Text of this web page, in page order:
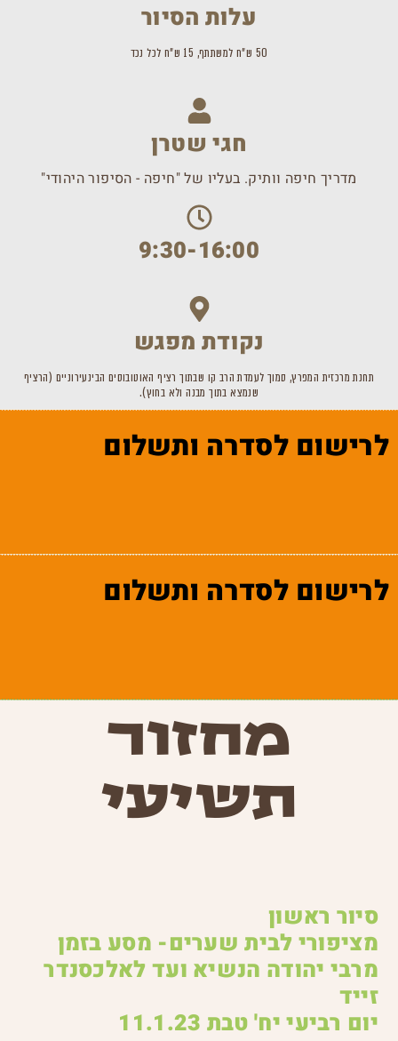
עלות הסיור
50 ש"ח למשתתף, 15 ש"ח לכל נכד
חגי שטרן
מדריך חיפה וותיק. בעליו של "חיפה - הסיפור היהודי"
9:30-16:00
נקודת מפגש
תחנת מרכזית המפרץ, סמוך לעמדת הרב קו שבתוך רציף האוטובוסים הבינעירוניים (הרציף
שנמצא בתוך מבנה ולא בחוץ).
לרישום לסדרה ותשלום
לרישום לסדרה ותשלום
מחזור
תשיעי
סיור ראשון
מציפורי לבית שערים- מסע בזמן
מרבי יהודה הנשיא ועד לאלכסנדר
זייד
יום רביעי יח' טבת 11.1.23